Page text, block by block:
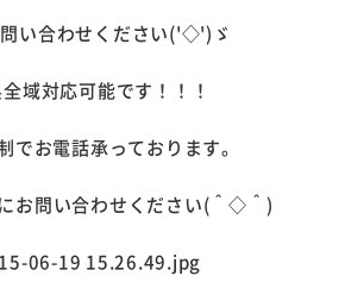
い合わせください('◇')ゞ
域対応可能です！！！
でお電話承っております。
お問い合わせください(＾◇＾)